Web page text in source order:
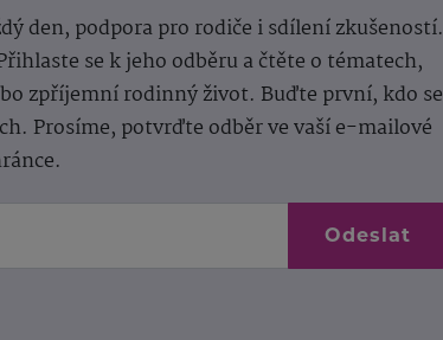
den, podpora pro rodiče i sdílení zkušeností.
se k jeho odběru a čtěte o tématech,
zpříjemní rodinný život. Buďte první, kdo se
Prosíme, potvrďte odběr ve vaší e-mailové
Odeslat